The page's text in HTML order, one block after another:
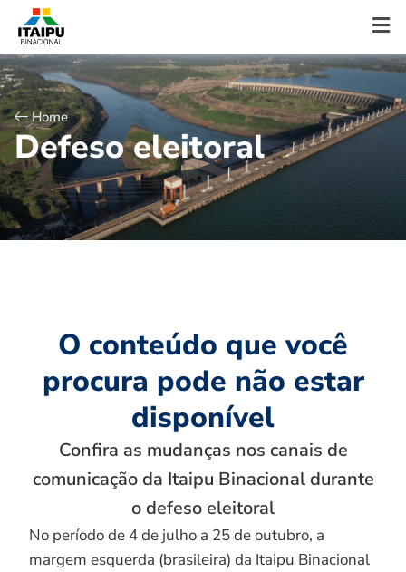
Home
Defeso eleitoral
O conteúdo que você
procura pode não estar
disponível
Confira as mudanças nos canais de
comunicação da Itaipu Binacional durante
o defeso eleitoral
No período de 4 de julho a 25 de outubro, a
margem esquerda (brasileira) da Itaipu Binacional